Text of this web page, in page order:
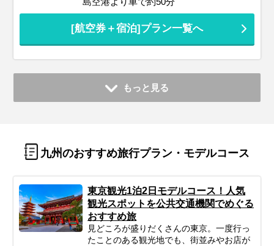
[航空券＋宿泊]プラン一覧へ
もっと見る
九州のおすすめ旅行プラン・モデルコース
東京観光1泊2日モデルコース！人気
観光スポットを公共交通機関でめぐる
おすすめ旅
見どころが盛りだくさんの東京。一度行っ
たことのある観光地でも、街並みやお店が